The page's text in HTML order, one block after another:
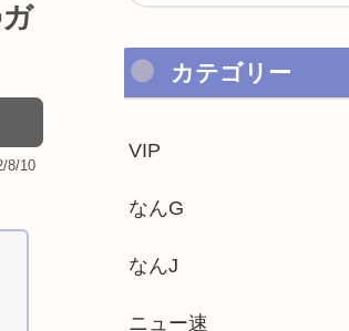
8/10
カテゴリー
VIP
なんG
なんJ
ニュー速